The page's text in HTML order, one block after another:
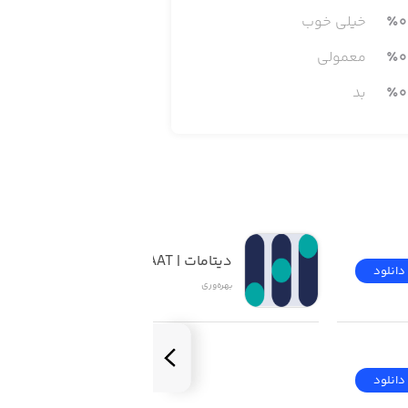
عکس، ویدیو و فایل‌های صوتی را به
و تنها با چند کلیک، آن‌ها را با
٪0
خیلی خوب
٪0
معمولی
٪0 بد
دانلود
دانلود
دیتامات | DATAMAAT
بهره‌وری